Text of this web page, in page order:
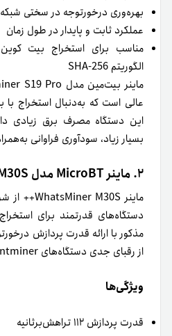
بهره‌وری درخورتوجه در سختی
عملکرد ثابت و پایدار در طول زمان
مناسب برای استخراج بیت کوین
الگوریتم SHA-256
عالی است که به‌دنبال استخراج با
این دستگاه مصرف برق زیادی
بسیار زیاد، سودآوری فراوانی
۲. ماینر MicroBT مدل WhatsMiner M30S++
دستگاه‌های قدرتمند برای
مذکور با ارائه قدرت پردازش
از رقبای جدی دستگاه‌های Antminer محسوب می‌شود.
ویژگی‌ها
قدرت پردازش ۱۱۲ تراهش‌برثانیه